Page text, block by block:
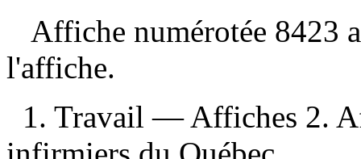
Affiche numérotée 8423
l'affiche.
1. Travail — Affiches 2.